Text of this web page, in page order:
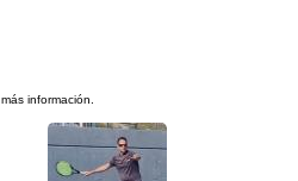
información.